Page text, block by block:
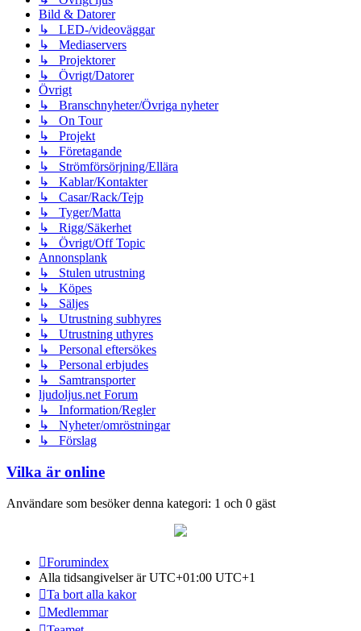
Bild & Datorer
↳ LED-/videoväggar
↳ Mediaservers
↳ Projektorer
↳ Övrigt/Datorer
Övrigt
↳ Branschnyheter/Övriga nyheter
↳ On Tour
↳ Projekt
↳ Företagande
↳ Strömförsörjning/Ellära
↳ Kablar/Kontakter
↳ Casar/Rack/Tejp
↳ Tyger/Matta
↳ Rigg/Säkerhet
↳ Övrigt/Off Topic
Annonsplank
↳ Stulen utrustning
↳ Köpes
↳ Säljes
↳ Utrustning subhyres
↳ Utrustning uthyres
↳ Personal eftersökes
↳ Personal erbjudes
↳ Samtransporter
ljudoljus.net Forum
↳ Information/Regler
↳ Nyheter/omröstningar
↳ Förslag
Vilka är online
Användare som besöker denna kategori: 1 och 0 gäst
Forumindex
Alla tidsangivelser är UTC+01:00 UTC+1
Ta bort alla kakor
Medlemmar